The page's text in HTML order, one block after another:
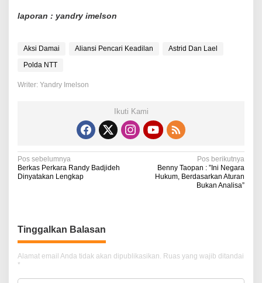
laporan : yandry imelson
Aksi Damai Aliansi Pencari Keadilan
Astrid Dan Lael
Polda NTT
Writer: Yandry Imelson
Ikuti Kami
N
a
g
a
s
i
Pos sebelumnya
Berkas Perkara Randy Badjideh
Dinyatakan Lengkap
Pos berikutnya
Benny Taopan : ”Ini Negara
Hukum, Berdasarkan Aturan
Bukan Analisa”
Tinggalkan Balasan
Alamat email Anda tidak akan dipublikasikan. Ruas yang wajib ditandai
*